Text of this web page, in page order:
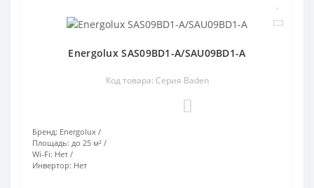
Energolux SAS09BD1-A/SAU09BD1-A
Код товара: Серия Baden
Бренд: Energolux
Площадь: до 25 м²
Wi-Fi: Нет
Инвертор: Нет